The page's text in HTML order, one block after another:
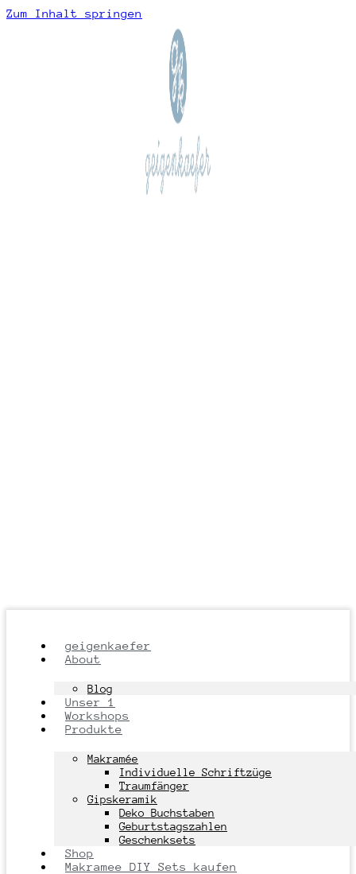
Zum Inhalt springen
geigenkaefer
About
Blog
Unser 1
Workshops
Produkte
Makramée
Individuelle Schriftzüge
Traumfänger
Gipskeramik
Deko Buchstaben
Geburtstagszahlen
Geschenksets
Shop
Makramee DIY Sets kaufen